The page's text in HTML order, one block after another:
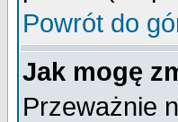
Powrót do
Jak mogę
Przeważnie